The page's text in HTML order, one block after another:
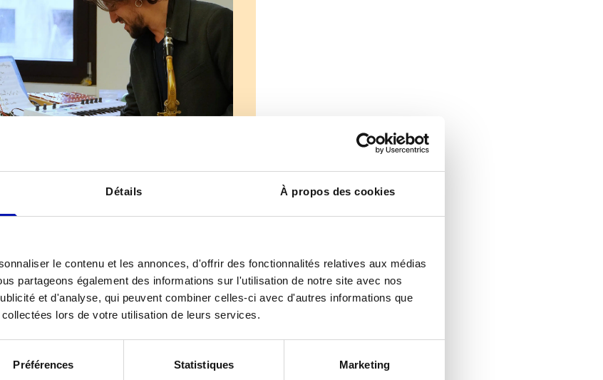
Détails À propos des cookies
le contenu et les annonces, d'offrir des fonctionnalités relatives aux médias
partageons également des informations sur l'utilisation de notre site avec nos
et d'analyse, qui peuvent combiner celles-ci avec d'autres informations que
lors de votre utilisation de leurs services.
Préférences Statistiques Marketing